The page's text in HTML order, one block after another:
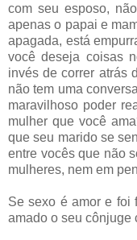
com seu esposo,
apenas o papai e
apagada, está
você deseja coisas
invés de correr atrás
não tem uma
maravilhoso poder
mulher que você
que seu marido se
entre vocês que não
mulheres, nem em
Se sexo é amor e foi
amado o seu cônjuge